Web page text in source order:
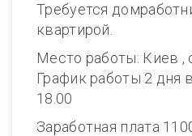
Требуется
квартирой.
Место работы: Киев ,
График работы 2 дня
18.00
Заработная плата